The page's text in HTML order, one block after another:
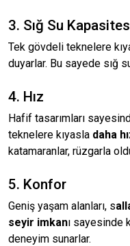
3. Sığ Su
Tek gövdeli teknelere
duyarlar. Bu sayede sığ
4. Hız
Hafif tasarımları
teknelere kıyasla daha
katamaranlar, rüzgarla
5. Konfor
Geniş yaşam alanları, s
seyir imkanı sayesinde
deneyim sunarlar.